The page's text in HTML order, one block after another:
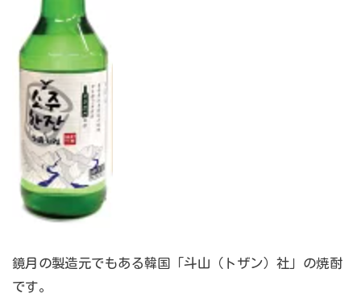
鏡月の製造元でもある韓国「斗山（トザン）社」の焼酎
です。